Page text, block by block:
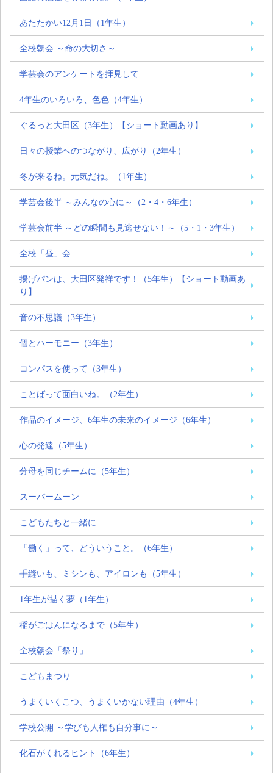
あたたかい12月1日（1年生）
全校朝会 ～命の大切さ～
学芸会のアンケートを拝見して
4年生のいろいろ、色色（4年生）
ぐるっと大田区（3年生）【ショート動画あり】
日々の授業へのつながり、広がり（2年生）
冬が来るね。元気だね。（1年生）
学芸会後半 ～みんなの心に～（2・4・6年生）
学芸会前半 ～どの瞬間も見逃せない！～（5・1・3年生）
全校「昼」会
揚げパンは、大田区発祥です！（5年生）【ショート動画あ
り】
音の不思議（3年生）
個とハーモニー（3年生）
コンパスを使って（3年生）
ことばって面白いね。（2年生）
作品のイメージ、6年生の未来のイメージ（6年生）
心の発達（5年生）
分母を同じチームに（5年生）
スーパームーン
こどもたちと一緒に
「働く」って、どういうこと。（6年生）
手縫いも、ミシンも、アイロンも（5年生）
1年生が描く夢（1年生）
稲がごはんになるまで（5年生）
全校朝会「祭り」
こどもまつり
うまくいくこつ、うまくいかない理由（4年生）
学校公開 ～学びも人権も自分事に～
化石がくれるヒント（6年生）